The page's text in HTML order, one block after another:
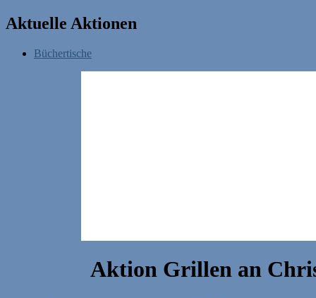
Aktuelle Aktionen
Büchertische
Aktion Grillen an